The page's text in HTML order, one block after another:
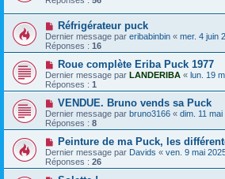
Réfrigérateur puck
Dernier message par eribabinbin « mer. 4 juin
Réponses : 16
Roue complète Eriba Puck 1977
Dernier message par LANDERIBA « lun. 19
Réponses : 1
VENDUE. Bruno vends sa Puck
Dernier message par bruno3166 « dim. 11
Réponses : 8
Peinture de ma Puck, les
Dernier message par Davids « ven. 9 mai
Réponses : 26